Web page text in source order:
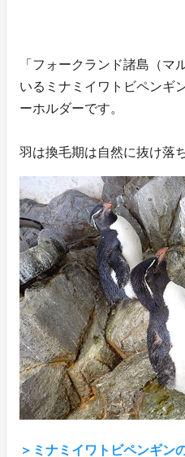
「フォークランド諸島（マ
いるミナミイワトビペンギ
ーホルダーです。
羽は換毛期は自然に抜け落
＞ミナミイワトビペンギン